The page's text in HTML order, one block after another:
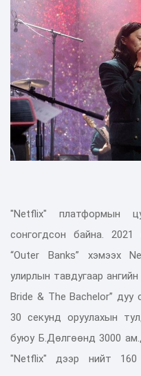
"Netflix" платформын
сонгогдсон байна. 2021
“Outer Banks” хэмээх
улирлын тавдугаар
Bride & The Bachelor” дуу
30 секунд оруулахын
буюу Б.Дөлгөөнд 3000
"Netflix" дээр нийт